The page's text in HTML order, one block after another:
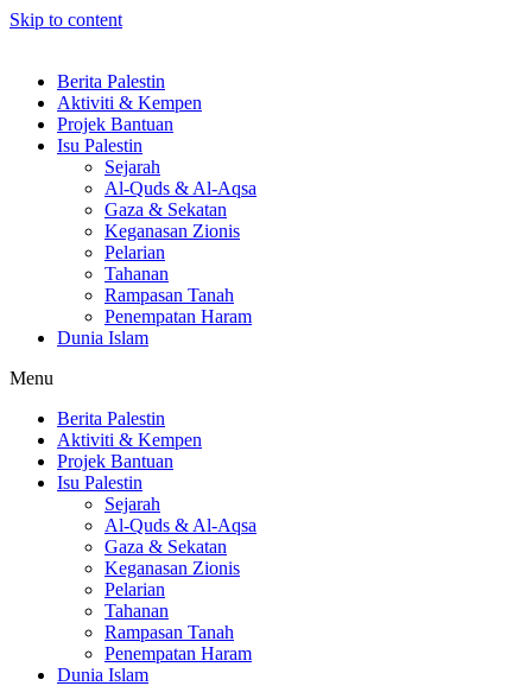
Skip to content
Berita Palestin
Aktiviti & Kempen
Projek Bantuan
Isu Palestin
Sejarah
Al-Quds & Al-Aqsa
Gaza & Sekatan
Keganasan Zionis
Pelarian
Tahanan
Rampasan Tanah
Penempatan Haram
Dunia Islam
Menu
Berita Palestin
Aktiviti & Kempen
Projek Bantuan
Isu Palestin
Sejarah
Al-Quds & Al-Aqsa
Gaza & Sekatan
Keganasan Zionis
Pelarian
Tahanan
Rampasan Tanah
Penempatan Haram
Dunia Islam